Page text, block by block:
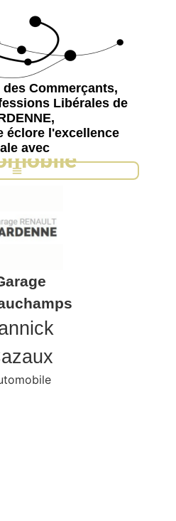
Commerçants,
Libérales de
éclore l'excellence
avec